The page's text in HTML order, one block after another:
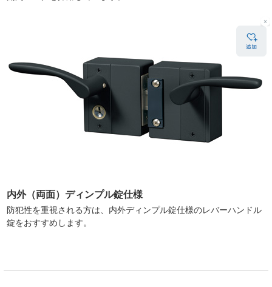
内外（両面）ディンプル錠仕様
防犯性を重視される方は、内外ディンプル錠仕様のレバーハンドル
錠をおすすめします。